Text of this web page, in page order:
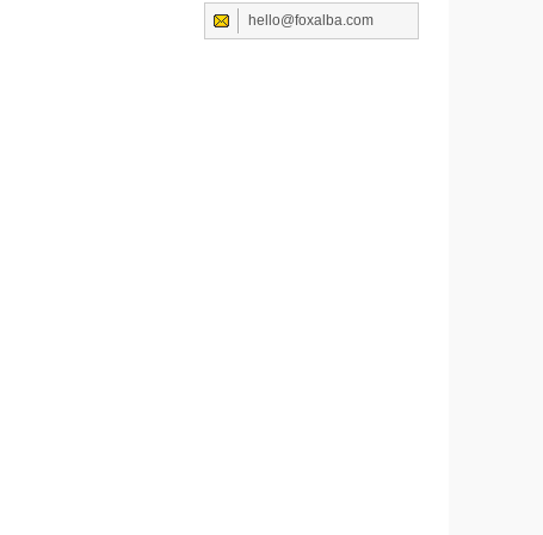
hello@foxalba.com